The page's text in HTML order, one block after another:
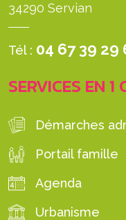
34290 Servian
Tél : 04 67 39 29
SERVICES EN 1
Démarches
Portail famille
Agenda
Urbanisme